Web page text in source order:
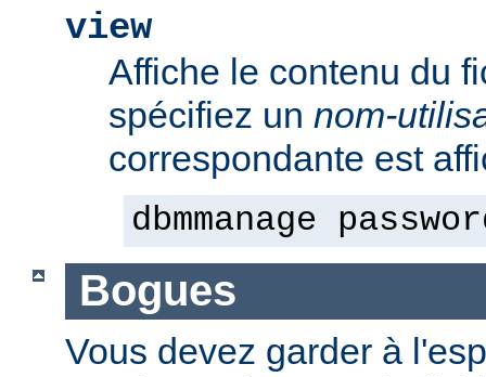
view
Affiche le contenu du
spécifiez un nom-
correspondante est
dbmmanage
Bogues
Vous devez garder à